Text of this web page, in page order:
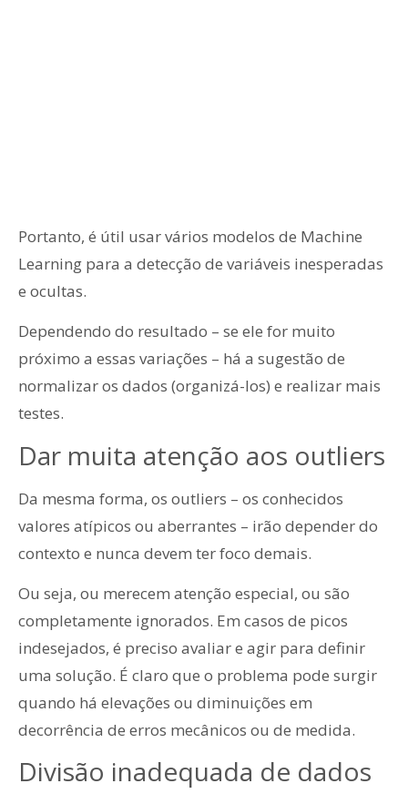
Portanto, é útil usar vários modelos de Machine
Learning para a detecção de variáveis inesperadas
e ocultas.
Dependendo do resultado – se ele for muito
próximo a essas variações – há a sugestão de
normalizar os dados (organizá-los) e realizar mais
testes.
Dar muita atenção aos outliers
Da mesma forma, os outliers – os conhecidos
valores atípicos ou aberrantes – irão depender do
contexto e nunca devem ter foco demais.
Ou seja, ou merecem atenção especial, ou são
completamente ignorados. Em casos de picos
indesejados, é preciso avaliar e agir para definir
uma solução. É claro que o problema pode surgir
quando há elevações ou diminuições em
decorrência de erros mecânicos ou de medida.
Divisão inadequada de dados